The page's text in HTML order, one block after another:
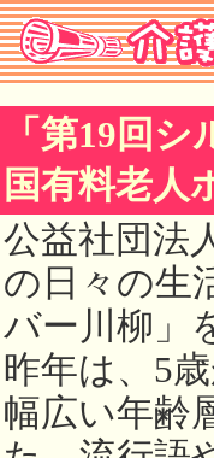
「第19回
国有料老
公益社団法
の日々の生
バー川柳」
昨年は、5
幅広い年齢